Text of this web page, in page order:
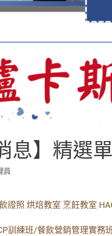
息】精選
員
證照 烘焙教室 烹飪教室
訓練班/餐飲營銷管理實務